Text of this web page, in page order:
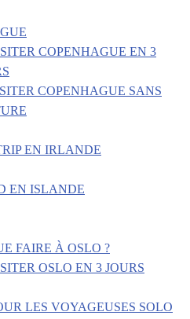
COPENHAGUE EN 3
COPENHAGUE SANS
EN IRLANDE
EN ISLANDE
FAIRE À OSLO ?
OSLO EN 3 JOURS
LES VOYAGEUSES SOLO